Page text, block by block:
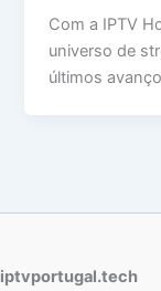
Com a IPTV
universo de
últimos
iptvportugal.tech